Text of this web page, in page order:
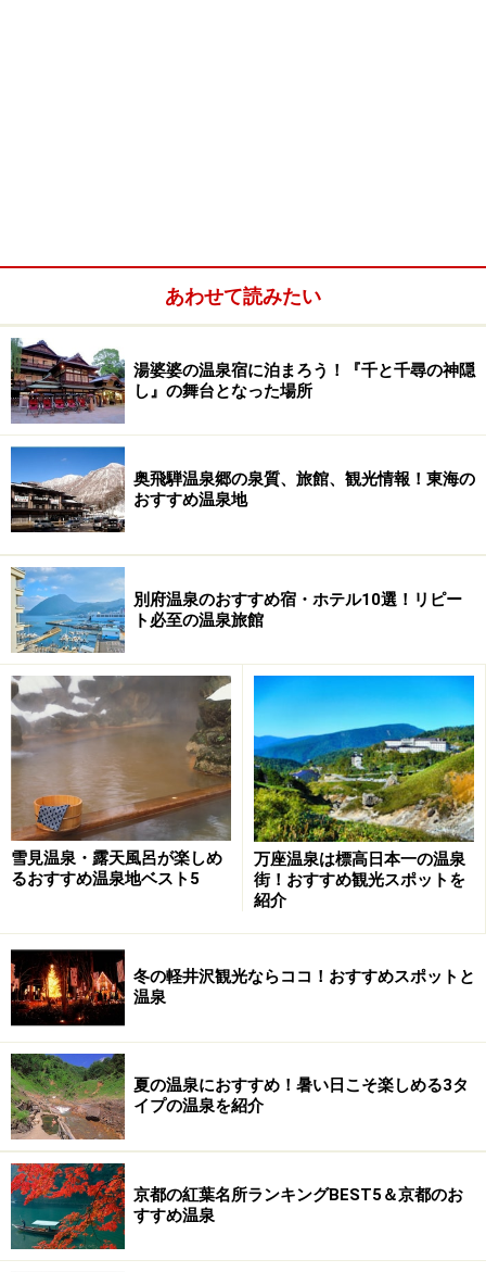
あわせて読みたい
湯婆婆の温泉宿に泊まろう！『千と千尋の神隠
し』の舞台となった場所
奥飛騨温泉郷の泉質、旅館、観光情報！東海の
おすすめ温泉地
別府温泉のおすすめ宿・ホテル10選！リピー
ト必至の温泉旅館
雪見温泉・露天風呂が楽しめ
るおすすめ温泉地ベスト5
万座温泉は標高日本一の温泉
街！おすすめ観光スポットを
紹介
冬の軽井沢観光ならココ！おすすめスポットと
温泉
夏の温泉におすすめ！暑い日こそ楽しめる3タ
イプの温泉を紹介
京都の紅葉名所ランキングBEST5＆京都のお
すすめ温泉